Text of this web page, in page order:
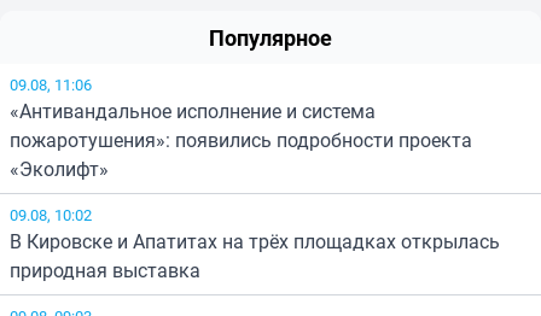
Популярное
09.08, 11:06
«Антивандальное исполнение и система
пожаротушения»: появились подробности проекта
«Эколифт»
09.08, 10:02
В Кировске и Апатитах на трёх площадках открылась
природная выставка